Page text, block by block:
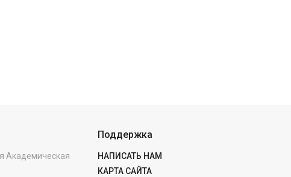
Академическая
Поддержка
НАПИСАТЬ НАМ
КАРТА САЙТА